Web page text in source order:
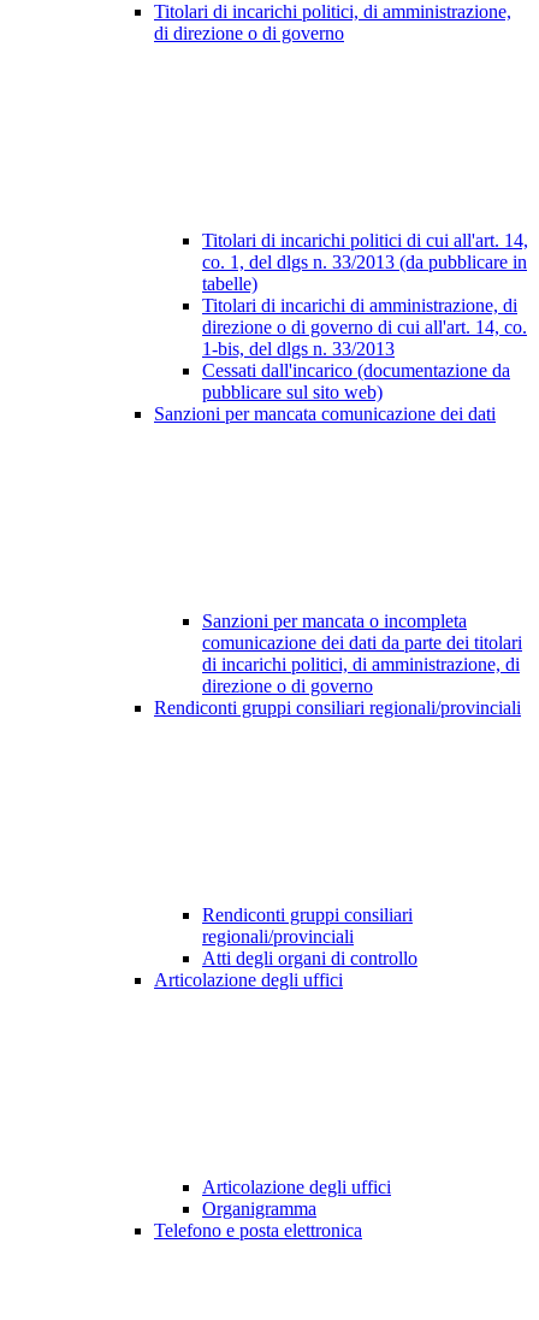
Titolari di incarichi politici, di amministrazione,
di direzione o di governo
Titolari di incarichi politici di cui all'art. 14,
co. 1, del dlgs n. 33/2013 (da pubblicare in
tabelle)
Titolari di incarichi di amministrazione, di
direzione o di governo di cui all'art. 14, co.
1-bis, del dlgs n. 33/2013
Cessati dall'incarico (documentazione da
pubblicare sul sito web)
Sanzioni per mancata comunicazione dei dati
Sanzioni per mancata o incompleta
comunicazione dei dati da parte dei titolari
di incarichi politici, di amministrazione, di
direzione o di governo
Rendiconti gruppi consiliari regionali/provinciali
Rendiconti gruppi consiliari
regionali/provinciali
Atti degli organi di controllo
Articolazione degli uffici
Articolazione degli uffici
Organigramma
Telefono e posta elettronica